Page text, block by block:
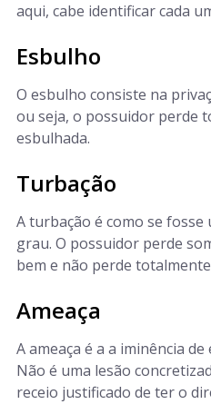
aqui, cabe identificar cada
Esbulho
O esbulho consiste na
ou seja, o possuidor perde
esbulhada.
Turbação
A turbação é como se
grau. O possuidor perde
bem e não perde
Ameaça
A ameaça é a a iminência
Não é uma lesão
receio justificado de ter o